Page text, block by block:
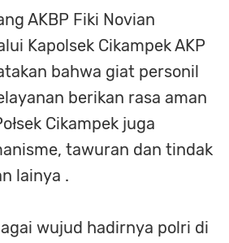
AKBP Fiki Novian
Kapolsek Cikampek AKP
bahwa giat personil
berikan rasa aman
Cikampek juga
tawuran dan tindak
lainya .
wujud hadirnya polri di